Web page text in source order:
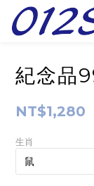
紀念品
NT$1,280
生肖